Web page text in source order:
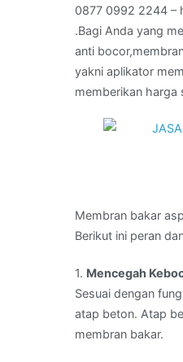
0992
2244
–
kami
di
0877 0992 2244 –
.Bagi Anda yang
anti
yakni aplikator
memberikan harga
Membran bakar
Berikut ini peran
1. Mencegah
Sesuai dengan
atap beton. Atap
membran bakar.